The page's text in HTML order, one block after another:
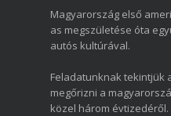
Magyarország első
as megszületése óta
autós kultúrával.
Feladatunknak tekintjük
megőrizni a
közel három évtizedéről.